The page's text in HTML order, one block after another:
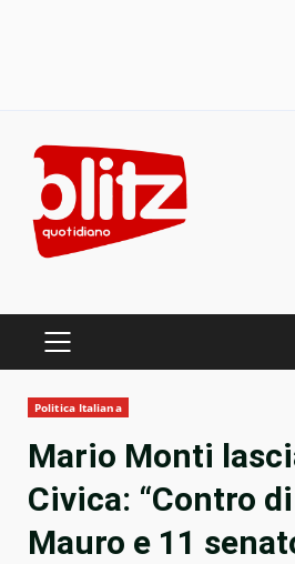
content
PRIMARY
Politica Italiana
Mario Monti
Civica: “Contro
Mauro e 11